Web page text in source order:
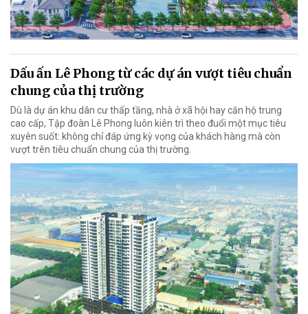
Dấu ấn Lê Phong từ các dự án vượt tiêu chuẩn
chung của thị trường
Dù là dự án khu dân cư thấp tầng, nhà ở xã hội hay căn hộ trung
cao cấp, Tập đoàn Lê Phong luôn kiên trì theo đuổi một mục tiêu
xuyên suốt: không chỉ đáp ứng kỳ vọng của khách hàng mà còn
vượt trên tiêu chuẩn chung của thị trường.